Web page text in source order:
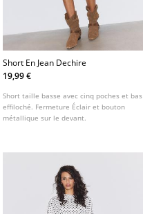
Short En Jean Dechire
19,99 €
Short taille basse avec cinq poches et bas
effiloché. Fermeture Éclair et bouton
métallique sur le devant.